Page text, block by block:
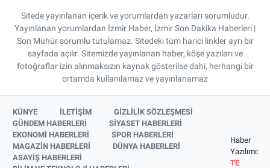
Sitede yayınlanan içerik ve yorumlardan yazarları sorumludur.
Yayınlanan yorumlardan İzmir Haber, İzmir Son Dakika Haberleri |
Son Mühür sorumlu tutulamaz. Sitedeki tüm harici linkler ayrı bir
sayfada açılır. Sitemizde yayınlanan haber, köşe yazıları ve
fotoğraflar izin alınmaksızın kaynak gösterilse dahi, herhangi bir
ortamda kullanılamaz ve yayınlanamaz
KÜNYE İLETİŞİM
GİZLİLİK SÖZLEŞMESİ
GÜNDEM HABERLERİ
SİYASET HABERLERİ
EKONOMİ HABERLERİ
SPOR HABERLERİ
MAGAZİN HABERLERİ
DÜNYA HABERLERİ
ASAYİŞ HABERLERİ
Haber
Yazılımı:
TE